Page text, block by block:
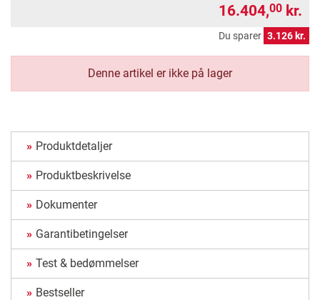
16.404,00 kr.
Du sparer 3.126 kr.
Denne artikel er ikke på lager
Produktdetaljer
Produktbeskrivelse
Dokumenter
Garantibetingelser
Test & bedømmelser
Bestseller